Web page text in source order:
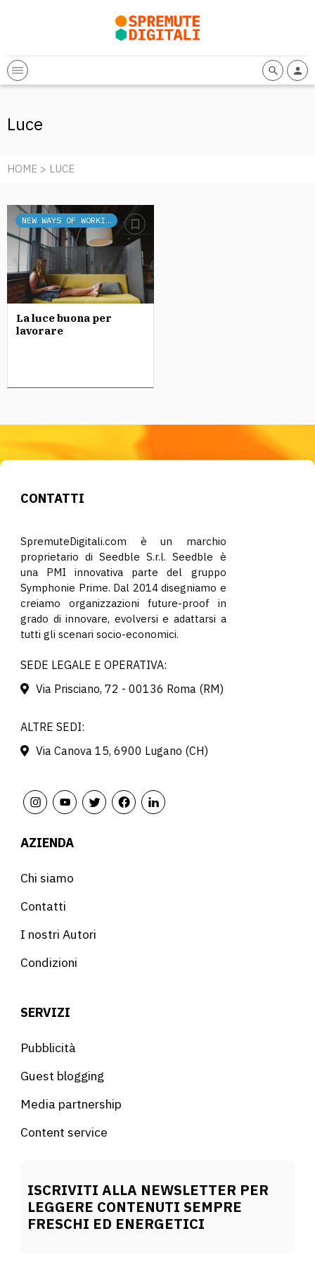
Luce
HOME > LUCE
NEW WAYS OF WORKING
La luce buona per
lavorare
CONTATTI
SpremuteDigitali.com è un marchio
proprietario di Seedble S.r.l. Seedble è
una PMI innovativa parte del gruppo
Symphonie Prime. Dal 2014 disegniamo e
creiamo organizzazioni future-proof in
grado di innovare, evolversi e adattarsi a
tutti gli scenari socio-economici.
SEDE LEGALE E OPERATIVA:
Via Prisciano, 72 - 00136 Roma (RM)
ALTRE SEDI:
Via Canova 15, 6900 Lugano (CH)
AZIENDA
Chi siamo
Contatti
I nostri Autori
Condizioni
SERVIZI
Pubblicità
Guest blogging
Media partnership
Content service
ISCRIVITI ALLA NEWSLETTER PER
LEGGERE CONTENUTI SEMPRE
FRESCHI ED ENERGETICI